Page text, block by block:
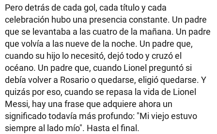
Pero detrás de cada gol, cada título y cada
celebración hubo una presencia constante. Un padre
que se levantaba a las cuatro de la mañana. Un padre
que volvía a las nueve de la noche. Un padre que,
cuando su hijo lo necesitó, dejó todo y cruzó el
océano. Un padre que, cuando Lionel preguntó si
debía volver a Rosario o quedarse, eligió quedarse. Y
quizás por eso, cuando se repasa la vida de Lionel
Messi, hay una frase que adquiere ahora un
significado todavía más profundo: "Mi viejo estuvo
siempre al lado mío". Hasta el final.